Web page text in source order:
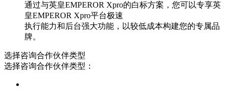
通过与英皇EMPEROR Xpro的白标方案，您可以专享英
皇EMPEROR Xpro平台极速
执行能力和后台强大功能，以较低成本构建您的专属品
牌。
选择咨询合作伙伴类型
选择咨询合作伙伴类型：